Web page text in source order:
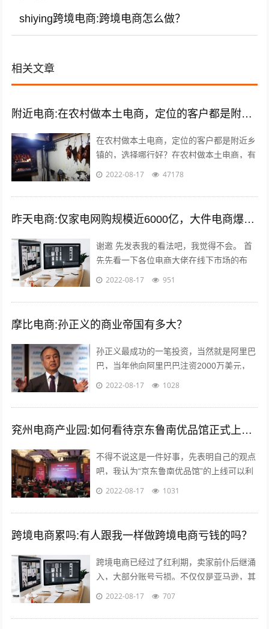
shiying跨境电商:跨境电商怎么做？
相关文章
附近电商:在农村做本土电商，定位的客户都是附近乡镇的，选择哪类商品好？
在农村做本土电商，定位的客户都是附近乡
镇的，选择哪行好？在农村做本土电商，有
一个莫大的好处，那就是诚信问题能够得到
2022-08-17 47178
昨天电商:仅家电网购规模近6000亿，大件电商爆发能催生出一批快运巨头吗？
谢邀 先发表我的看法吧，我觉得不会。 首
先先看一下各位电商大佬在线下市场的布
局，比如，淘宝进入农村市场覆盖3万个网
2022-08-17 951
摩比电商:孙正义的商业帝国有多大？
孙正义最成功的一笔投资，当然就是阿里巴
巴，当年他向阿里巴巴注资2000万美元，
最后换来了240亿美金的回报，成为一段佳
2022-08-17 1028
兖州电商产业园:如何看待京东鲁南优品馆正式上线这件事？
不得不说这是一件好事，先表明自己的观点
吧，我认为“京东鲁南优品馆”的上线可以利
用电商的优势与渠道帮助当地的一些特产品
2022-08-17 1031
跨境电商累吗:有人跟我一样做跨境电商亏钱的吗？
跨境电商已经过了红利期，卖家前仆后继涌
入，大部分账号亏损。不仅仅是亚马逊，其
他平台速卖通 ebay wish等也是如此。 前几
2022-08-17 707